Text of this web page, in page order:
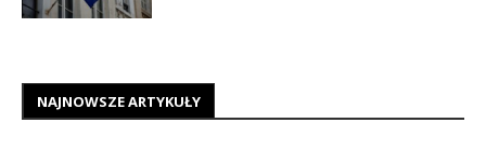
NAJNOWSZE ARTYKUŁY